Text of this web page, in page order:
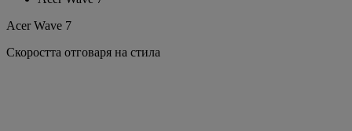
Acer Wave 7
Скоростта отговаря на стила